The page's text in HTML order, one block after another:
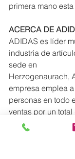
primera mano
ACERCA DE
ADIDAS es líder
industria de
sede en
Herzogenaurach,
empresa emplea
personas en todo
ventas por un
dólares en 2022.